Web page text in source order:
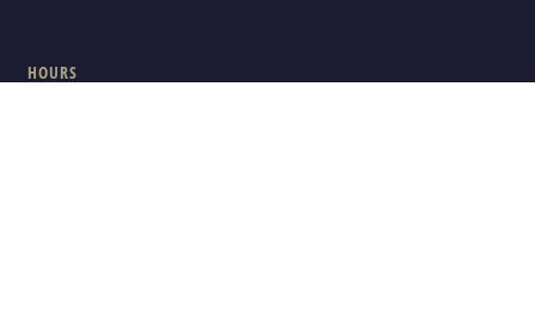
HOURS